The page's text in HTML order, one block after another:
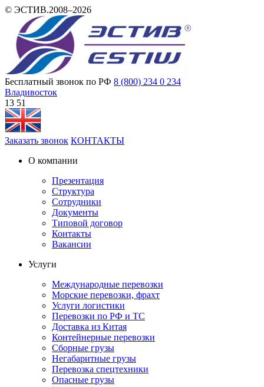
© ЭСТИВ.2008–2026
Бесплатный звонок по РФ 8 (800) 234 0 234
Владивосток
13:51
Заказать звонок КОНТАКТЫ
О компании
Презентация
Структура
Сотрудники
Документы
Типовой договор
Контакты
Вакансии
Услуги
Международные перевозки
Морские перевозки, фрахт
Услуги логистики
Перевозки по РФ и ТС
Доставка из Китая
Контейнерные перевозки
Сборные грузы
Негабаритные грузы
Перевозка спецтехники
Опасные грузы